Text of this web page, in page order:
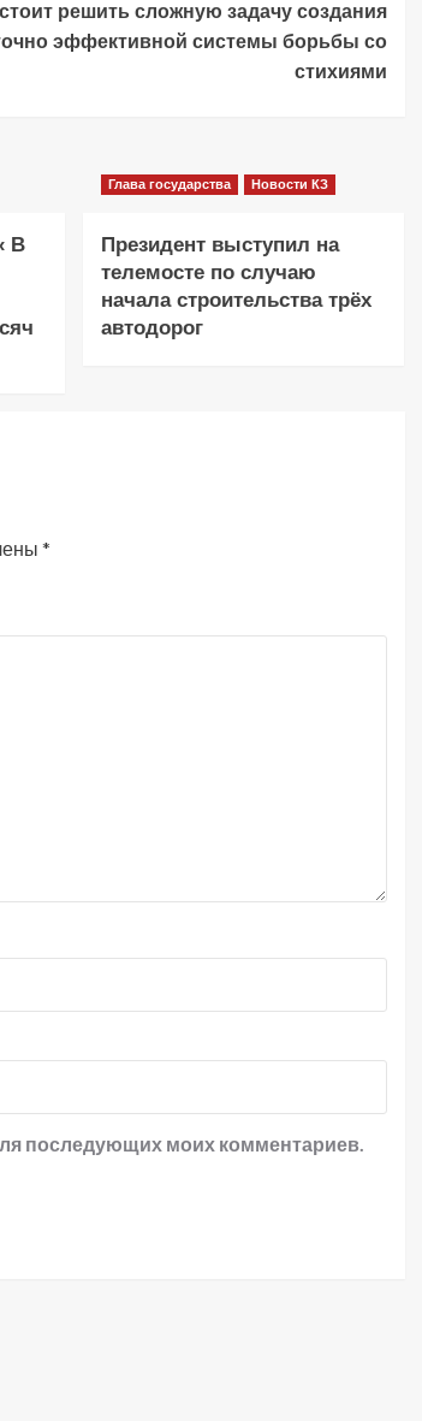
решить сложную задачу создания
эффективной системы борьбы со
стихиями
В
Глава государства Новости КЗ
Президент выступил на
телемосте по случаю
начала строительства трёх
автодорог
*
последующих моих комментариев.